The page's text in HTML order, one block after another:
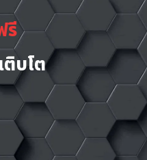
รี
ติบโต